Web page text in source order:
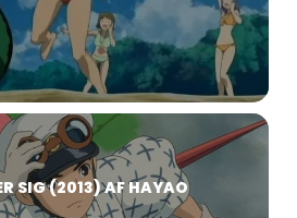
SIG (2013) AF HAYAO